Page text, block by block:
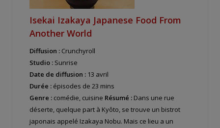
Isekai Izakaya Japanese Food From
Another World
Diffusion : Crunchyroll
Studio : Sunrise
Date de diffusion : 13 avril
Durée : épisodes de 23 mins
Genre : comédie, cuisine Résumé : Dans une rue
déserte, quelque part à Kyôto, se trouve un bistrot
japonais appelé Izakaya Nobu. Mais ce lieu a un